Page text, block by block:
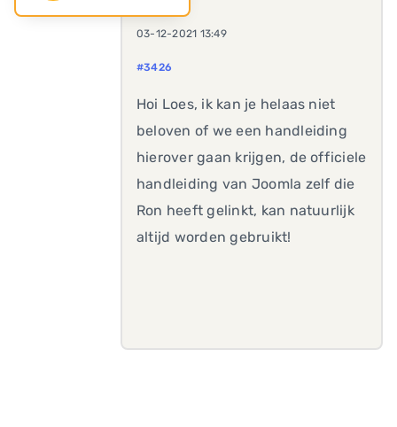
03-12-2021 13:49
#3426
Hoi Loes, ik kan je helaas niet
beloven of we een handleiding
hierover gaan krijgen, de officiele
handleiding van Joomla zelf die
Ron heeft gelinkt, kan natuurlijk
altijd worden gebruikt!